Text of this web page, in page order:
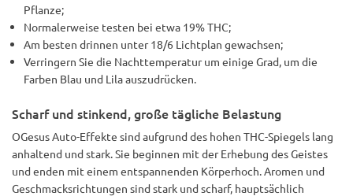
Pflanze;
Normalerweise testen bei etwa 19% THC;
Am besten drinnen unter 18/6 Lichtplan gewachsen;
Verringern Sie die Nachttemperatur um einige Grad, um die
Farben Blau und Lila auszudrücken.
Scharf und stinkend, große tägliche Belastung
OGesus Auto-Effekte sind aufgrund des hohen THC-Spiegels lang
anhaltend und stark. Sie beginnen mit der Erhebung des Geistes
und enden mit einem entspannenden Körperhoch. Aromen und
Geschmacksrichtungen sind stark und scharf, hauptsächlich